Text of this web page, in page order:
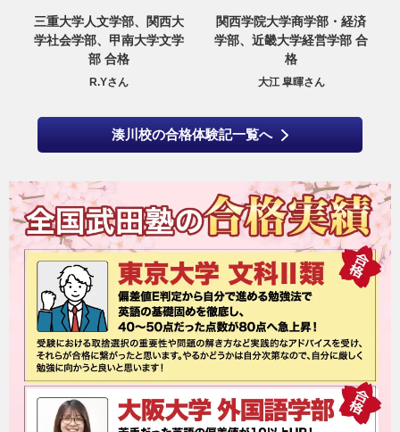
三重大学人文学部、関西大
学社会学部、甲南大学文学
部 合格
R.Yさん
関西学院大学商学部・経済
学部、近畿大学経営学部 合
格
大江 皐暉さん
湊川校の合格体験記一覧へ